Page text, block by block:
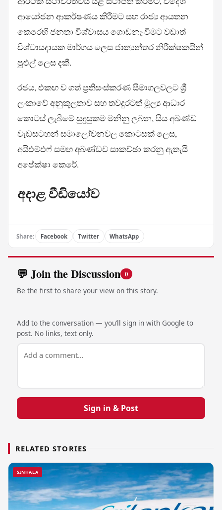
ආයෝජන ආකර්ෂණය කිරීමට සහ රාජ්‍ය ආයතන
කෙරෙහි ජනතා විශ්වාසය ගොඩනැංවීමට වඩාත්
විශ්වාසදායක මාර්ගය ලෙස ජාත්‍යන්තර නිරීක්ෂකයින්
පුළුල් ලෙස දකී.
රජය, එකඟ ව ගත් ප්‍රතිසංස්කරණ සීමාගලවලට ශ්‍රී
ලංකාවේ අනුකූලතාව සහ තවදුරටත් මූල්‍ය ආධාර
කොටස් ලැබීමේ සුදුසුකම මනිනු ලබන, සිය අඛණ්ඩ
වැඩසටහන් සමාලෝචනවල කොටසක් ලෙස,
අයිඑම්එෆ් සමඟ අඛණ්ඩව සාකච්ඡා කරනු ඇතැයි
අපේක්ෂා කෙරේ.
අදාළ වීඩියෝව
Share: Facebook Twitter WhatsApp
💬 Join the Discussion 0
Be the first to share your view on this story.
Add to the conversation — you’ll sign in with Google to
post. No links, text only.
Sign in & Post
RELATED STORIES
SINHALA